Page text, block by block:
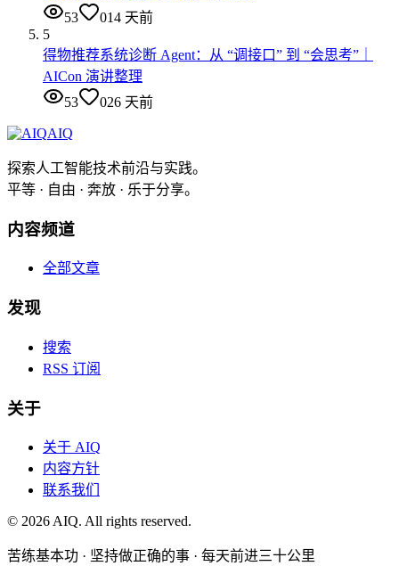
53
014 天前
5
得物推荐系统诊断 Agent：从 “调接口” 到 “会思考”｜
AICon 演讲整理
53
026 天前
AIQ
探索人工智能技术前沿与实践。
平等 · 自由 · 奔放 · 乐于分享。
内容频道
全部文章
发现
搜索
RSS 订阅
关于
关于 AIQ
内容方针
联系我们
© 2026 AIQ. All rights reserved.
苦练基本功 · 坚持做正确的事 · 每天前进三十公里